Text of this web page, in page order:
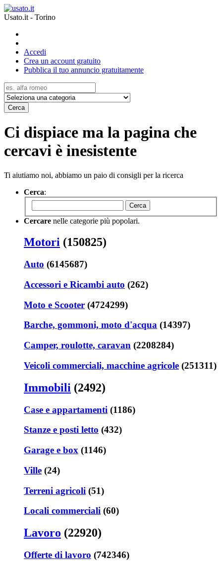
Usato.it - Torino
Accedi
Crea un account gratuito
Pubblica il tuo annuncio gratuitamente
Cerca
Ci dispiace ma la pagina che
cercavi è inesistente
Ti aiutiamo noi, abbiamo un paio di consigli per la ricerca
Cerca:
Cerca
Cercare nelle categorie più popolari.
Motori (150825)
Auto (6145687)
Accessori e Ricambi auto (262)
Moto e Scooter (4724299)
Barche, gommoni, moto d'acqua (14397)
Camper, roulotte, caravan (2208284)
Veicoli commerciali, macchine agricole (251311)
Immobili (2492)
Case e appartamenti (1186)
Stanze e posti letto (432)
Garage e box (1146)
Ville (24)
Terreni agricoli (51)
Locali commerciali (60)
Lavoro (22920)
Offerte di lavoro (742346)